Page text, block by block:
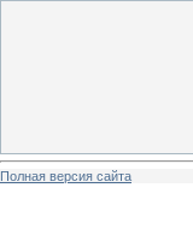
Полная версия сайта